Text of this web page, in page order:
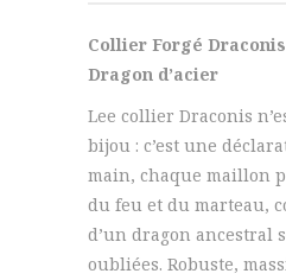
Collier Forgé Draconis
Dragon d’acier
Lee collier Draconis
bijou : c’est une
main, chaque maillon
du feu et du marteau,
d’un dragon ancestral
oubliées. Robuste,